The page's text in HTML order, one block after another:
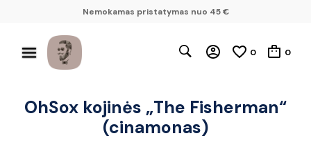
Nemokamas pristatymas nuo 45 €
0 0
OhSox kojinės „The Fisherman“
(cinamonas)